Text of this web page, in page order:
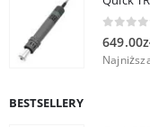
649.00
BESTSELLERY